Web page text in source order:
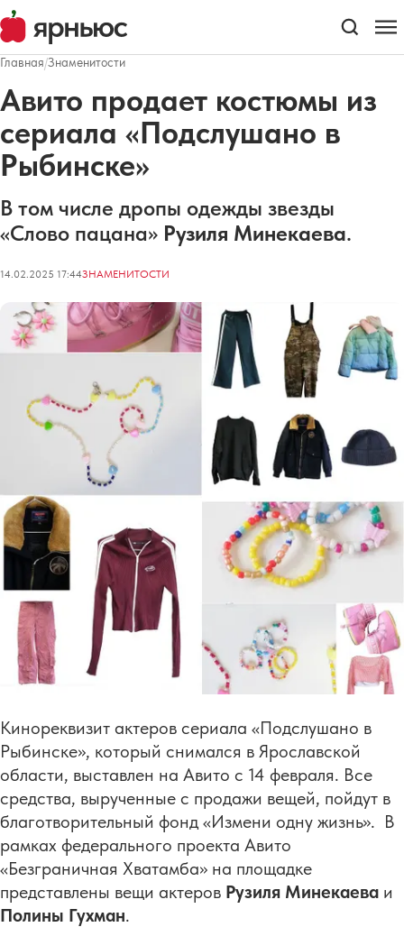
Главная/Знаменитости
Авито продает костюмы из
сериала «Подслушано в
Рыбинске»
В том числе дропы одежды звезды
«Слово пацана» Рузиля Минекаева.
14.02.2025 17:44ЗНАМЕНИТОСТИ
Кинореквизит актеров сериала «Подслушано в
Рыбинске», который снимался в Ярославской
области, выставлен на Авито с 14 февраля. Все
средства, вырученные с продажи вещей, пойдут в
благотворительный фонд «Измени одну жизнь». В
рамках федерального проекта Авито
«Безграничная Хватамба» на площадке
представлены вещи актеров Рузиля Минекаева и
Полины Гухман.